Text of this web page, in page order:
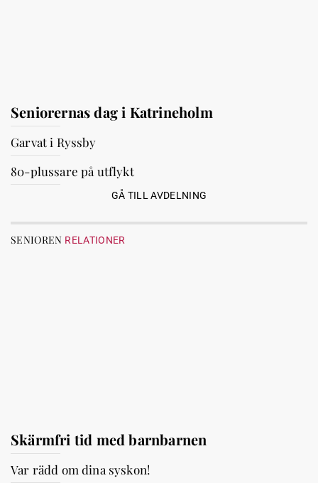
Seniorernas dag i Katrineholm
Garvat i Ryssby
80-plussare på utflykt
GÅ TILL AVDELNING
SENIOREN RELATIONER
Skärmfri tid med barnbarnen
Var rädd om dina syskon!